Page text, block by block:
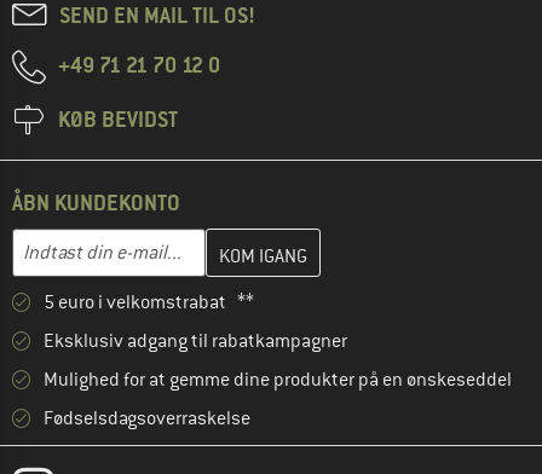
SEND EN MAIL TIL OS!
+49 71 21 70 12 0
KØB BEVIDST
ÅBN KUNDEKONTO
E-mail-adresse
Indtast din e-mailadresse her, og opret i næste trin din
5 euro i velkomstrabat **
Eksklusiv adgang til rabatkampagner
Mulighed for at gemme dine produkter på en ønskeseddel
Fødselsdagsoverraskelse